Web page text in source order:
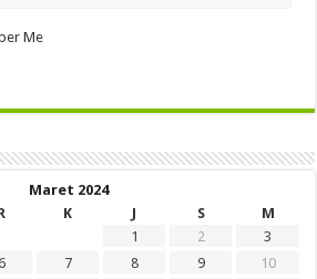
Me
Maret 2024
K J S
M
1
2
3
7 8 9
10